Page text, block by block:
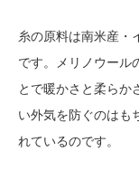
糸の原料は南米産・
です。メリノウール
とで暖かさと柔らか
い外気を防ぐのはも
れているのです。